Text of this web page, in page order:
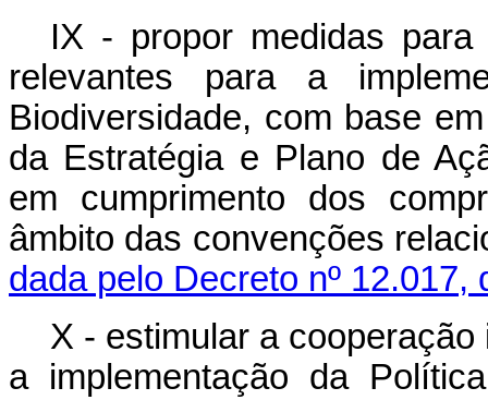
IX - propor medidas
relevantes para a
Biodiversidade, com base
da Estratégia e Plano de
em cumprimento dos
âmbito das convenções
dada pelo Decreto nº 12.017,
X - estimular a
a implementação da